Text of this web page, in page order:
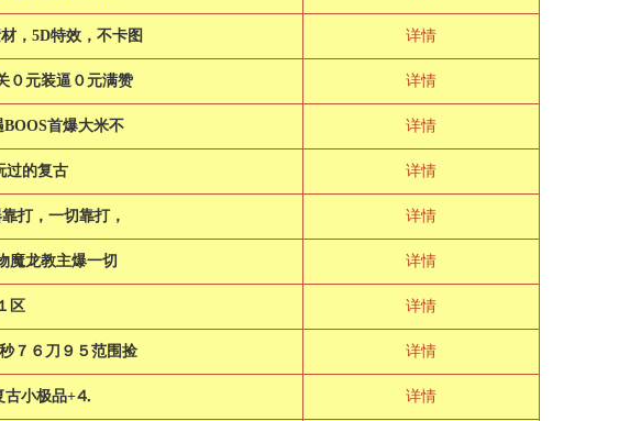
，5D特效，不卡图 详情
０元装逼０元满赞 详情
首爆大米不 详情
过的复古 详情
打，一切靠打， 详情
魔龙教主爆一切 详情
区 详情
６刀９５范围捡 详情
古小极品+⒋ 详情